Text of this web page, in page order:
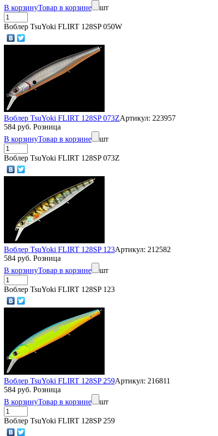
В корзинуТовар в корзине шт
Воблер TsuYoki FLIRT 128SP 050W
Воблер TsuYoki FLIRT 128SP 073ZАртикул: 223957
584 руб. Розница
В корзинуТовар в корзине шт
Воблер TsuYoki FLIRT 128SP 073Z
Воблер TsuYoki FLIRT 128SP 123Артикул: 212582
584 руб. Розница
В корзинуТовар в корзине шт
Воблер TsuYoki FLIRT 128SP 123
Воблер TsuYoki FLIRT 128SP 259Артикул: 216811
584 руб. Розница
В корзинуТовар в корзине шт
Воблер TsuYoki FLIRT 128SP 259